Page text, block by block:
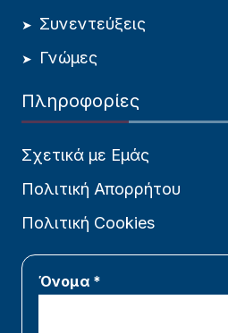
Συνεντεύξεις
Γνώμες
Πληροφορίες
Σχετικά με Εμάς
Πολιτική Απορρήτου
Πολιτική Cookies
Όνομα *